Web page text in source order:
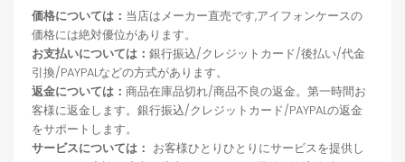
価格については： 当店はメーカー直売です,アイフォンケースの
価格には絶対優位があります。
お支払いについては： 銀行振込/クレジットカード/後払い/代金
引換/PAYPALなどの方式があります。
返金については： 商品在庫品切れ/商品不良の返金。第一時間お
客様に返金します。銀行振込/クレジットカード/PAYPALの返金
をサポートします。
サービスについては： お客様ひとりひとりにサービスを提供し